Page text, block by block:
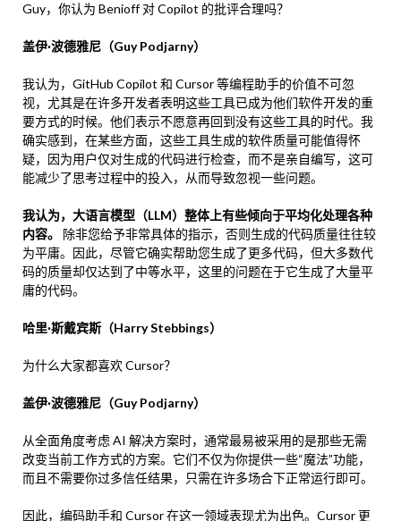
Guy，你认为 Benioff 对 Copilot 的批评合理吗？
盖伊·波德雅尼（Guy Podjarny）
我认为，GitHub Copilot 和 Cursor 等编程助手的价值不可忽
视，尤其是在许多开发者表明这些工具已成为他们软件开发的重
要方式的时候。他们表示不愿意再回到没有这些工具的时代。我
确实感到，在某些方面，这些工具生成的软件质量可能值得怀
疑，因为用户仅对生成的代码进行检查，而不是亲自编写，这可
能减少了思考过程中的投入，从而导致忽视一些问题。
我认为，大语言模型（LLM）整体上有些倾向于平均化处理各种
内容。
除非您给予非常具体的指示，否则生成的代码质量往往较
为平庸。因此，尽管它确实帮助您生成了更多代码，但大多数代
码的质量却仅达到了中等水平，这里的问题在于它生成了大量平
庸的代码。
哈里·斯戴宾斯（Harry Stebbings）
为什么大家都喜欢 Cursor？
盖伊·波德雅尼（Guy Podjarny）
从全面角度考虑 AI 解决方案时，通常最易被采用的是那些无需
改变当前工作方式的方案。它们不仅为你提供一些“魔法”功能，
而且不需要你过多信任结果，只需在许多场合下正常运行即可。
因此，编码助手和 Cursor 在这一领域表现尤为出色。Cursor 更